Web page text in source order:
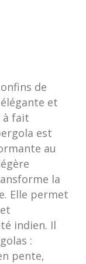
de
et
à fait
est
au
la
Elle permet
indien. Il
:
pente,